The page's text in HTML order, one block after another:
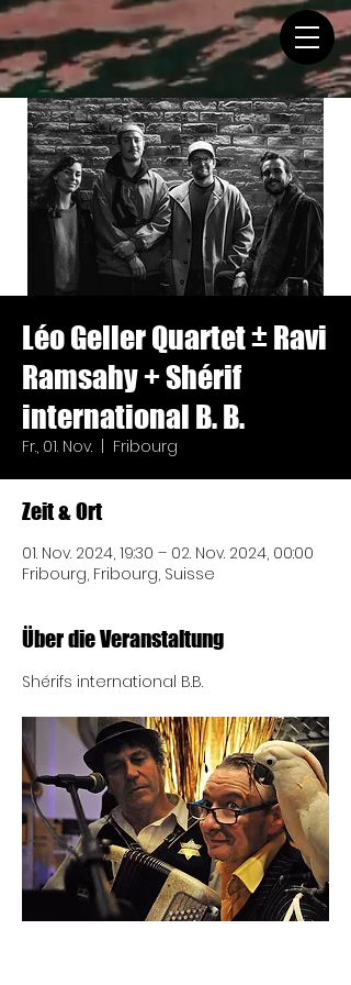
Léo Geller Quartet ± Ravi
Ramsahy + Shérif
international B. B.
Fr., 01. Nov. Fribourg
Zeit & Ort
01. Nov. 2024, 19:30 – 02. Nov. 2024, 00:00
Fribourg, Fribourg, Suisse
Über die Veranstaltung
Shérifs international B.B.